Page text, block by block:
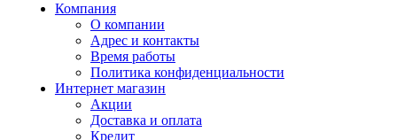
Компания
О компании
Адрес и контакты
Время работы
Политика конфиденциальности
Интернет магазин
Акции
Доставка и оплата
Кредит